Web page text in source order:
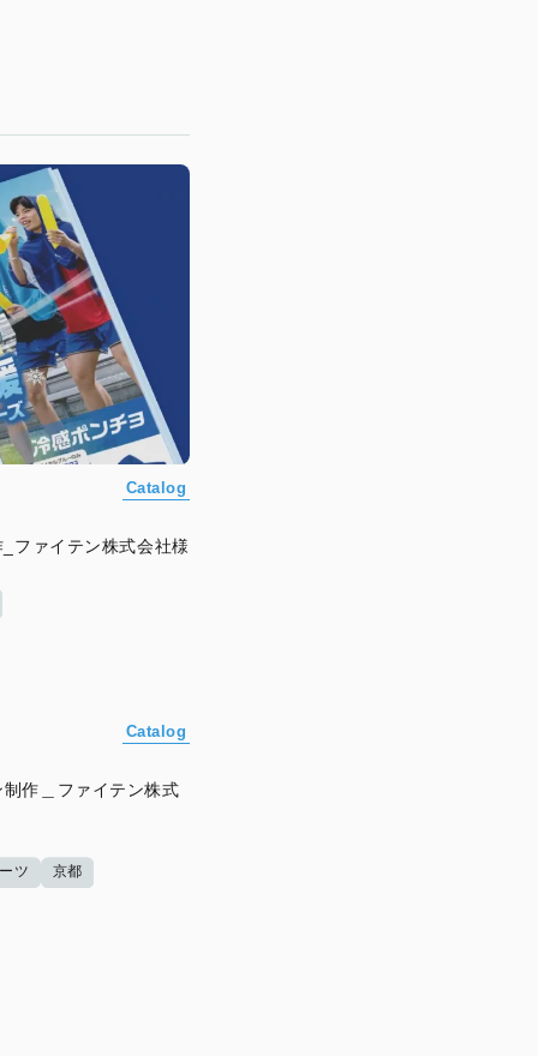
Catalog
ファイテン株式会社様
Catalog
制作＿ファイテン株式
ツ 京都